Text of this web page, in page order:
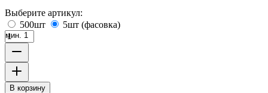
Выберите артикул:
500шт
5шт (фасовка)
мин. 1
В корзину